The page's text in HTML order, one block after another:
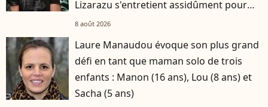
Lizarazu s'entretient assidûment pour
rester musclé à 56 ans ?
8 août 2026
Laure Manaudou évoque son plus grand
défi en tant que maman solo de trois
enfants : Manon (16 ans), Lou (8 ans) et
Sacha (5 ans)